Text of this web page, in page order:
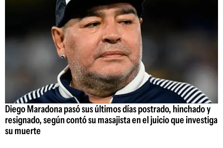
Diego Maradona pasó sus últimos días postrado, hinchado y
resignado, según contó su masajista en el juicio que investiga
su muerte